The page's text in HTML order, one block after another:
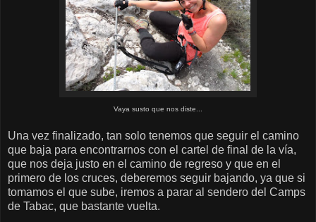
Vaya susto que nos diste...
Una vez finalizado, tan solo tenemos que seguir el camino
que baja para encontrarnos con el cartel de final de la vía,
que nos deja justo en el camino de regreso y que en el
primero de los cruces, deberemos seguir bajando, ya que si
tomamos el que sube, iremos a parar al sendero del Camps
de Tabac, que bastante vuelta.